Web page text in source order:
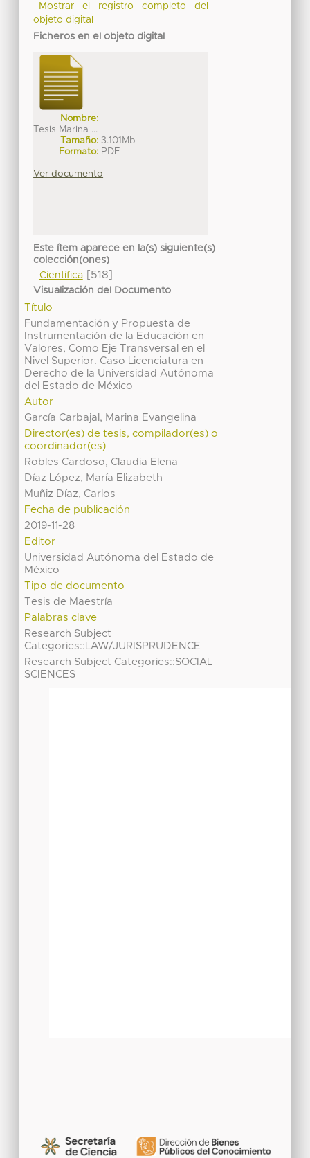
Mostrar el registro completo del
objeto digital
Ficheros en el objeto digital
Nombre:
Tesis Marina ...
Tamaño: 3.101Mb
Formato: PDF
Ver documento
Este ítem aparece en la(s) siguiente(s)
colección(ones)
Científica[518]
Visualización del Documento
Título
Fundamentación y Propuesta de
Instrumentación de la Educación en
Valores, Como Eje Transversal en el
Nivel Superior. Caso Licenciatura en
Derecho de la Universidad Autónoma
del Estado de México
Autor
García Carbajal, Marina Evangelina
Director(es) de tesis, compilador(es) o
coordinador(es)
Robles Cardoso, Claudia Elena
Díaz López, María Elizabeth
Muñiz Díaz, Carlos
Fecha de publicación
2019-11-28
Editor
Universidad Autónoma del Estado de
México
Tipo de documento
Tesis de Maestría
Palabras clave
Research Subject
Categories::LAW/JURISPRUDENCE
Research Subject Categories::SOCIAL
SCIENCES